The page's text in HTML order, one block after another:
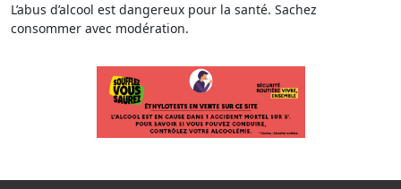
L’abus d’alcool est dangereux pour la santé. Sachez
consommer avec modération.